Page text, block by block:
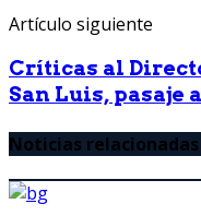
Artículo siguiente
Críticas al
San Luis, pasaje
Noticias relacionadas